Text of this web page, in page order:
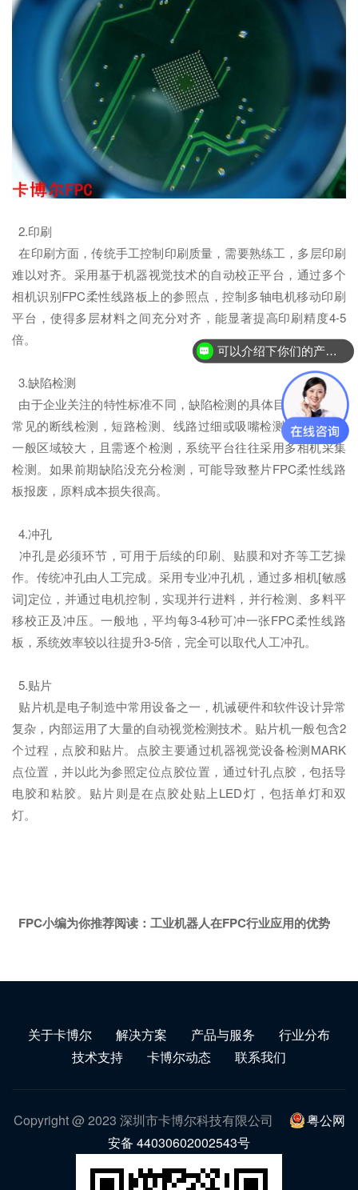
2.印刷
在印刷方面，传统手工控制印刷质量，需要熟练工，多层印刷
难以对齐。采用基于机器视觉技术的自动校正平台，通过多个
相机识别FPC柔性线路板上的参照点，控制多轴电机移动印刷
平台，使得多层材料之间充分对齐，能显著提高印刷精度4-5
倍。
3.缺陷检测
由于企业关注的特性标准不同，缺陷检测的具体目标较多，如
常见的断线检测，短路检测、线路过细或吸嘴检测。此类检测
一般区域较大，且需逐个检测，系统平台往往采用多相机采集
检测。如果前期缺陷没充分检测，可能导致整片FPC柔性线路
板报废，原料成本损失很高。
4.冲孔
冲孔是必须环节，可用于后续的印刷、贴膜和对齐等工艺操
作。传统冲孔由人工完成。采用专业冲孔机，通过多相机[敏感
词]定位，并通过电机控制，实现并行进料，并行检测、多料平
移校正及冲压。一般地，平均每3-4秒可冲一张FPC柔性线路
板，系统效率较以往提升3-5倍，完全可以取代人工冲孔。
5.贴片
贴片机是电子制造中常用设备之一，机诫硬件和软件设计异常
复杂，内部运用了大量的自动视觉检测技术。贴片机一般包含2
个过程，点胶和贴片。点胶主要通过机器视觉设备检测MARK
点位置，并以此为参照定位点胶位置，通过针孔点胶，包括导
电胶和粘胶。贴片则是在点胶处贴上LED灯，包括单灯和双
灯。
FPC小编为你推荐阅读： 工业机器人在FPC行业应用的优势
关于卡博尔 解决方案 产品与服务
行业分布
技术支持
卡博尔动态 联系我们
Copyright @ 2023 深圳市卡博尔科技有限公司
粤公网
安备 44030602002543号
可以介绍下你们的产品么？